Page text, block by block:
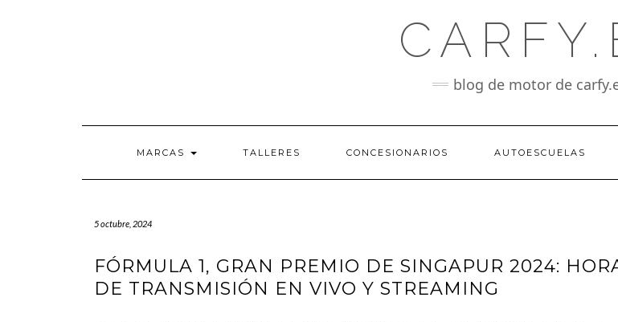
blog de motor de
MARCAS TALLERES CONCESIONARIOS AUTOESCUELAS
5 octubre, 2024
FÓRMULA 1, GRAN PREMIO DE SINGAPUR 2024:
DE TRANSMISIÓN EN VIVO Y STREAMING